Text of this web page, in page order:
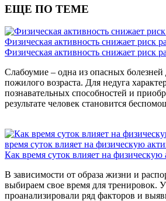
ЕЩЕ ПО ТЕМЕ
Физическая активность снижает риск
Физическая активность снижает риск
Слабоумие – одна из опасных болезней
пожилого возраста. Для недуга
познавательных способностей и
результате человек становится
время суток влияет на физическую
Как время суток влияет на физическую
В зависимости от образа жизни и
выбираем свое время для тренировок.
проанализировали ряд факторов и